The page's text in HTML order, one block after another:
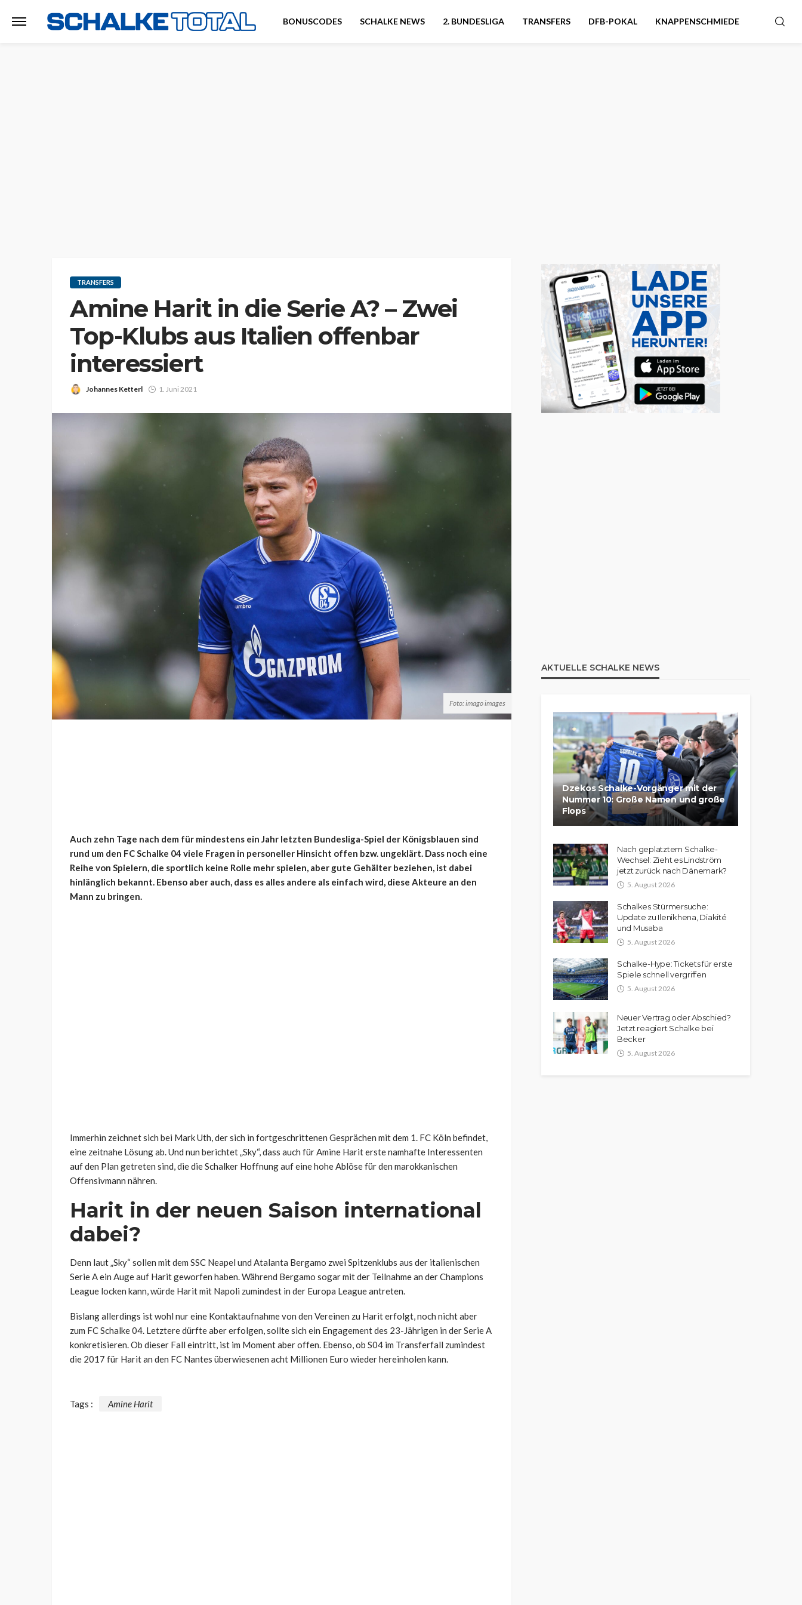
BONUSCODES SCHALKE NEWS 2. BUNDESLIGA TRANSFERS DFB-POKAL KNAPPENSCHMIEDE
TRANSFERS
Amine Harit in die Serie A? – Zwei
Top-Klubs aus Italien offenbar
interessiert
Johannes Ketterl 1. Juni 2021
Foto: imago images
Auch zehn Tage nach dem für mindestens ein Jahr letzten Bundesliga-Spiel der Königsblauen sind
rund um den FC Schalke 04 viele Fragen in personeller Hinsicht offen bzw. ungeklärt. Dass noch eine
Reihe von Spielern, die sportlich keine Rolle mehr spielen, aber gute Gehälter beziehen, ist dabei
hinlänglich bekannt. Ebenso aber auch, dass es alles andere als einfach wird, diese Akteure an den
Mann zu bringen.
Immerhin zeichnet sich bei Mark Uth, der sich in fortgeschrittenen Gesprächen mit dem 1. FC Köln befindet,
eine zeitnahe Lösung ab. Und nun berichtet „Sky“, dass auch für Amine Harit erste namhafte Interessenten
auf den Plan getreten sind, die die Schalker Hoffnung auf eine hohe Ablöse für den marokkanischen
Offensivmann nähren.
Harit in der neuen Saison international
dabei?
Denn laut „Sky“ sollen mit dem SSC Neapel und Atalanta Bergamo zwei Spitzenklubs aus der italienischen
Serie A ein Auge auf Harit geworfen haben. Während Bergamo sogar mit der Teilnahme an der Champions
League locken kann, würde Harit mit Napoli zumindest in der Europa League antreten.
Bislang allerdings ist wohl nur eine Kontaktaufnahme von den Vereinen zu Harit erfolgt, noch nicht aber
zum FC Schalke 04. Letztere dürfte aber erfolgen, sollte sich ein Engagement des 23-Jährigen in der Serie A
konkretisieren. Ob dieser Fall eintritt, ist im Moment aber offen. Ebenso, ob S04 im Transferfall zumindest
die 2017 für Harit an den FC Nantes überwiesenen acht Millionen Euro wieder hereinholen kann.
Tags : Amine Harit
AKTUELLE SCHALKE NEWS
Dzekos Schalke-Vorgänger mit der
Nummer 10: Große Namen und große
Flops
Nach geplatztem Schalke-
Wechsel: Zieht es Lindström
jetzt zurück nach Dänemark?
5. August 2026
Schalkes Stürmersuche:
Update zu Ilenikhena, Diakité
und Musaba
5. August 2026
Schalke-Hype: Tickets für erste
Spiele schnell vergriffen
5. August 2026
Neuer Vertrag oder Abschied?
Jetzt reagiert Schalke bei
Becker
5. August 2026